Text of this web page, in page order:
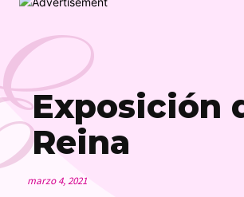
Exposición
Reina
marzo 4, 2021